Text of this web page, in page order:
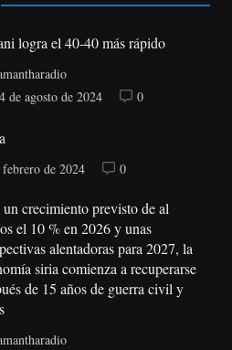
logra el 40-40 más rápido
de agosto de 2024
0
febrero de 2024 0
crecimiento previsto de al
el 10 % en 2026 y unas
alentadoras para 2027, la
siria comienza a recuperarse
de 15 años de guerra civil y